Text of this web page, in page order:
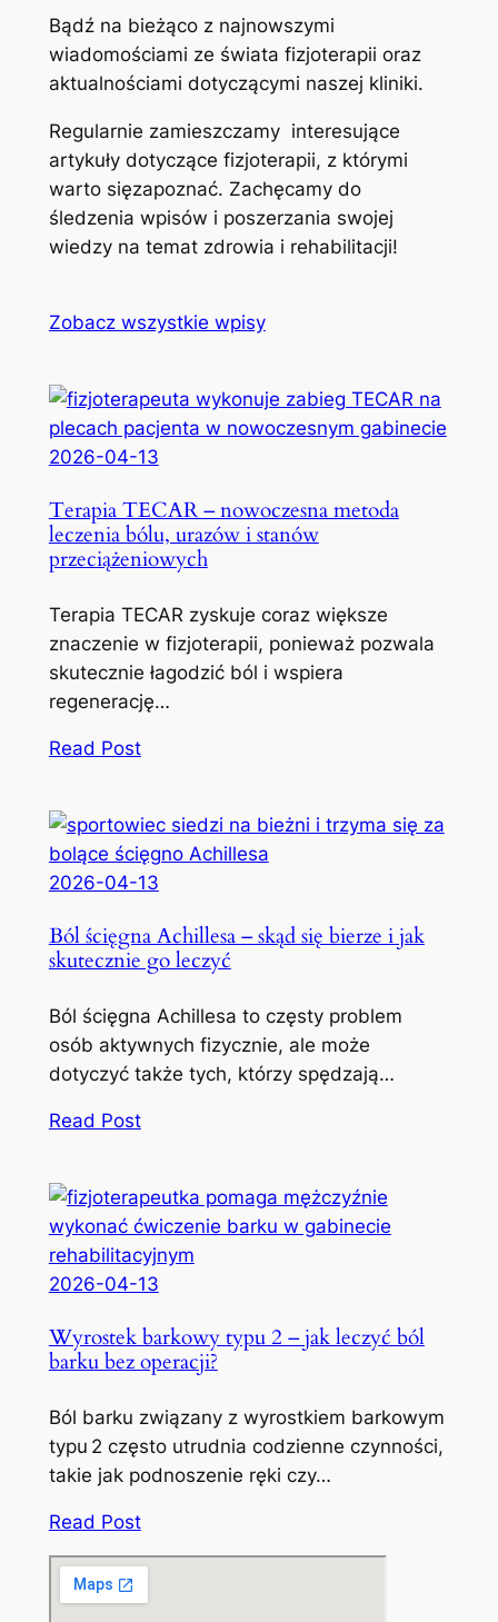
Bądź na bieżąco z najnowszymi
wiadomościami ze świata fizjoterapii oraz
aktualnościami dotyczącymi naszej kliniki.
Regularnie zamieszczamy interesujące
artykuły dotyczące fizjoterapii, z którymi
warto sięzapoznać. Zachęcamy do
śledzenia wpisów i poszerzania swojej
wiedzy na temat zdrowia i rehabilitacji!
Zobacz wszystkie wpisy
2026-04-13
Terapia TECAR – nowoczesna metoda
leczenia bólu, urazów i stanów
przeciążeniowych
Terapia TECAR zyskuje coraz większe
znaczenie w fizjoterapii, ponieważ pozwala
skutecznie łagodzić ból i wspiera
regenerację…
Read Post
2026-04-13
Ból ścięgna Achillesa – skąd się bierze i jak
skutecznie go leczyć
Ból ścięgna Achillesa to częsty problem
osób aktywnych fizycznie, ale może
dotyczyć także tych, którzy spędzają…
Read Post
2026-04-13
Wyrostek barkowy typu 2 – jak leczyć ból
barku bez operacji?
Ból barku związany z wyrostkiem barkowym
typu 2 często utrudnia codzienne czynności,
takie jak podnoszenie ręki czy…
Read Post